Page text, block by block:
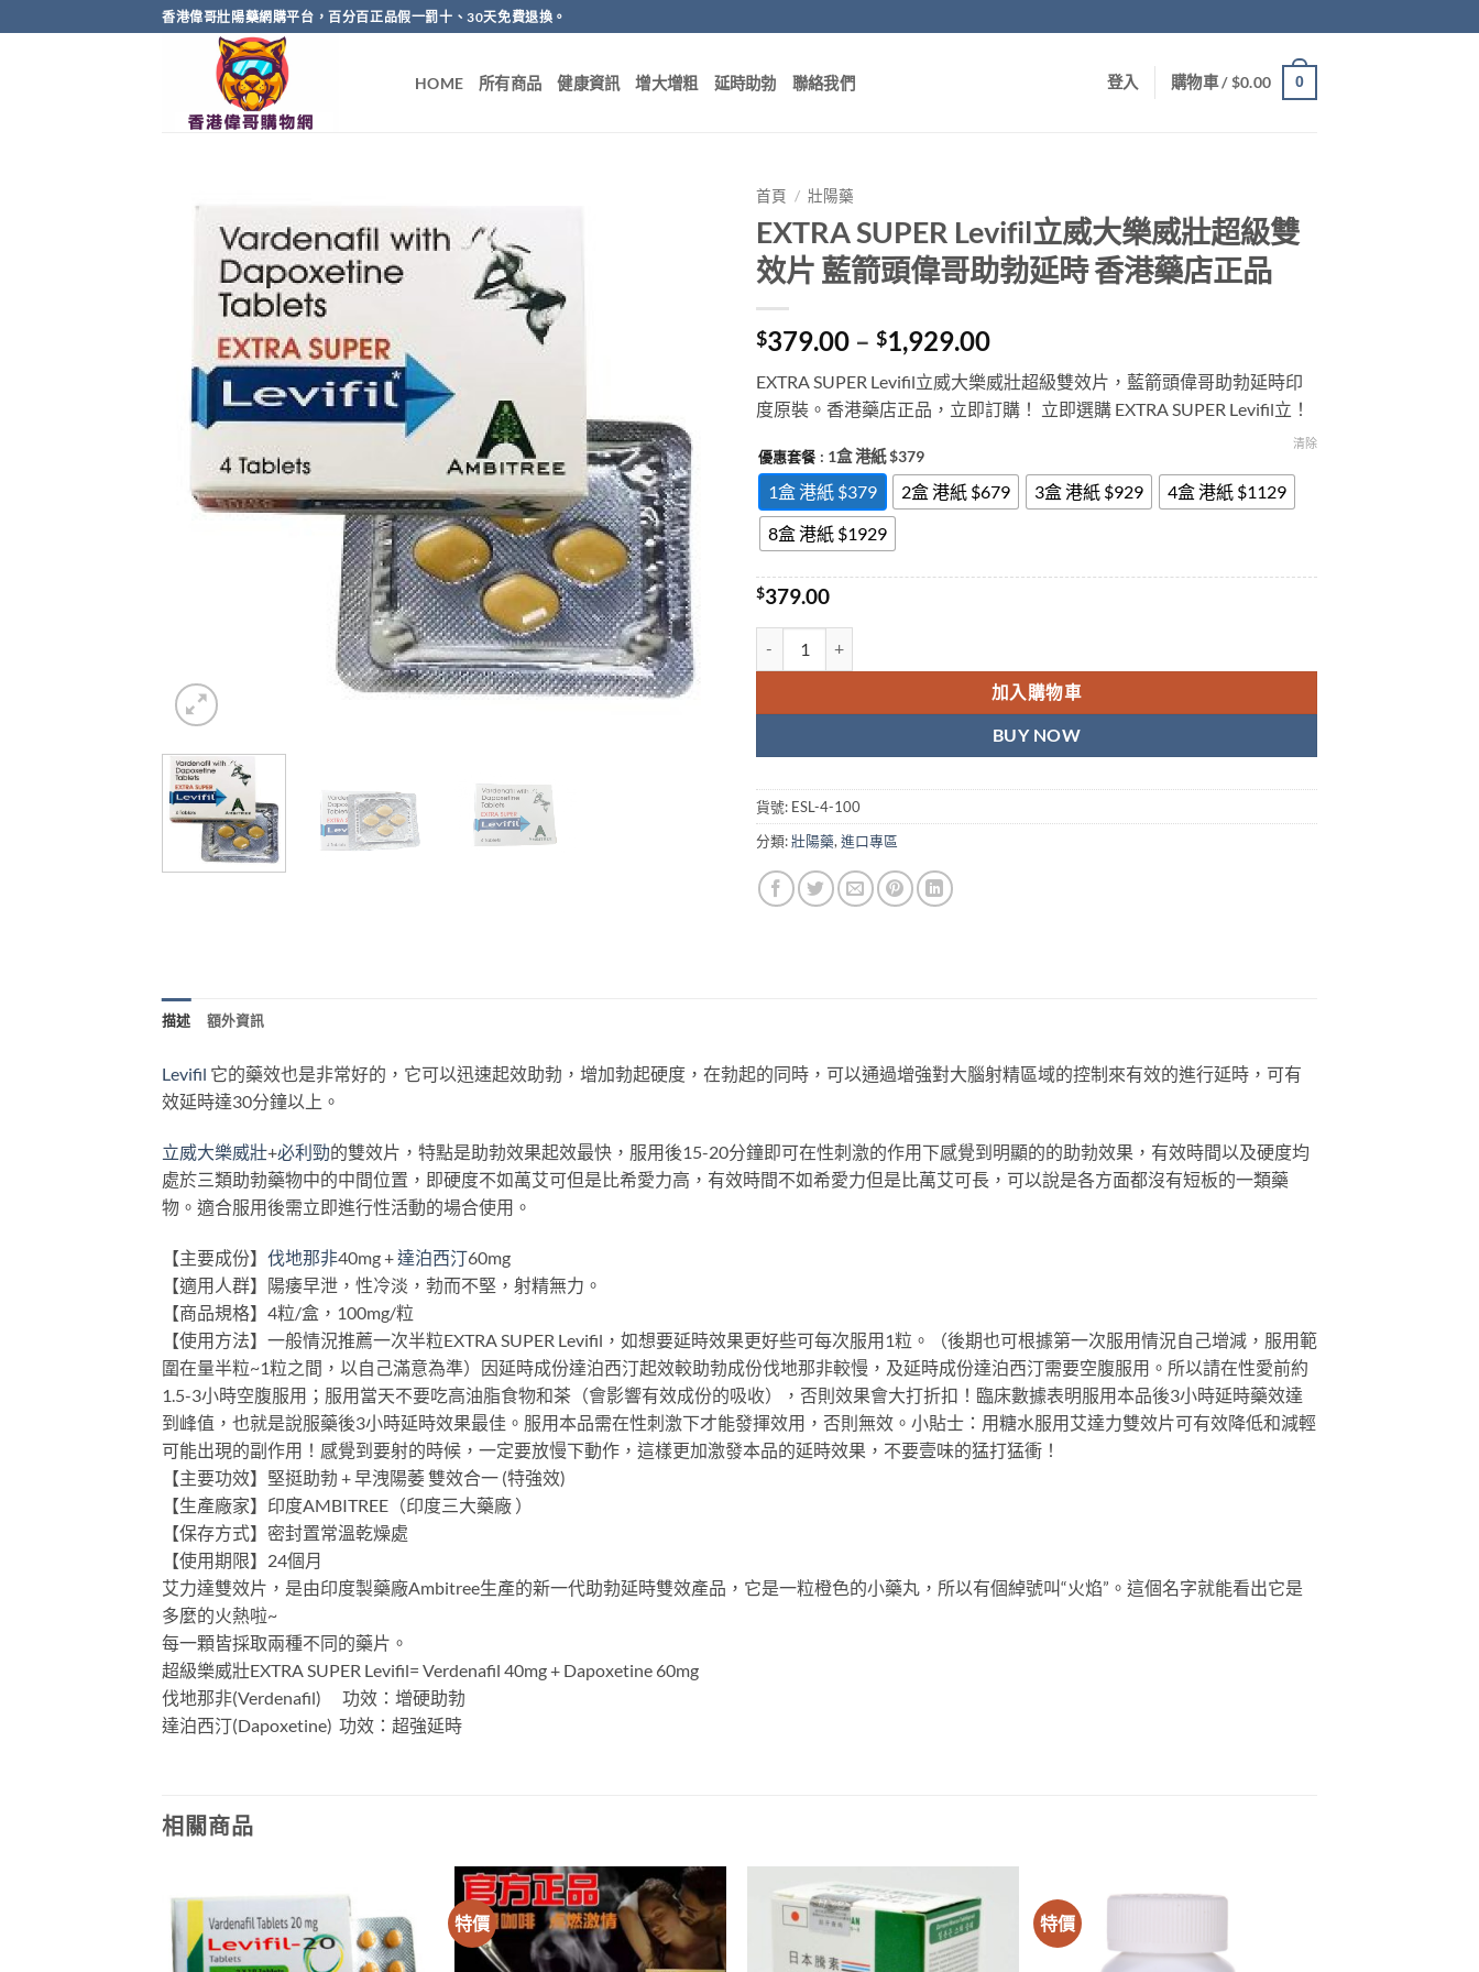
to
香港偉哥壯陽藥網購平台，百分百正品假一罰十、30天免費退換。
HOME 所有商品 健康資訊 增大增粗 延時助勃 聯絡我們 登入 購物車 /$0.00 0
首頁 / 壯陽藥
EXTRA SUPER Levifil立威大樂威壯超級雙
效片 藍箭頭偉哥助勃延時 香港藥店正品
$379.00 – $1,929.00Price
range:
$379.00
through
EXTRA SUPER Levifil立威大樂威壯超級雙效片，藍箭頭偉哥助勃延時印
度原裝。香港藥店正品，立即訂購！ 立即選購 EXTRA SUPER Levifil立！
優惠套餐 : 1盒 港紙 $379
1盒 港紙 $379 2盒 港紙 $679 3盒 港紙 $929
4盒 港紙 $1129
8盒 港紙 $1929
清除
$379.00
加入購物車
BUY NOW
貨號: ESL-4-100
分類:壯陽藥, 進口專區
描述 額外資訊
Levifil 它的藥效也是非常好的，它可以迅速起效助勃，增加勃起硬度，在勃起的同時，可以通過增強對大腦射精區域的控制來有效的進行延時，可有
效延時達30分鐘以上。
立威大樂威壯+必利勁的雙效片，特點是助勃效果起效最快，服用後15-20分鐘即可在性刺激的作用下感覺到明顯的的助勃效果，有效時間以及硬度均
處於三類助勃藥物中的中間位置，即硬度不如萬艾可但是比希愛力高，有效時間不如希愛力但是比萬艾可長，可以說是各方面都沒有短板的一類藥
物。適合服用後需立即進行性活動的場合使用。
【主要成份】 伐地那非40mg +達泊西汀60mg
【適用人群】陽痿早泄，性冷淡，勃而不堅，射精無力。
【商品規格】4粒/盒，100mg/粒
【使用方法】一般情況推薦一次半粒EXTRA SUPER Levifil，如想要延時效果更好些可每次服用1粒。（後期也可根據第一次服用情況自己增減，服用範
圍在量半粒~1粒之間，以自己滿意為準）因延時成份達泊西汀起效較助勃成份伐地那非較慢，及延時成份達泊西汀需要空腹服用。所以請在性愛前約
1.5-3小時空腹服用；服用當天不要吃高油脂食物和茶（會影響有效成份的吸收），否則效果會大打折扣！臨床數據表明服用本品後3小時延時藥效達
到峰值，也就是說服藥後3小時延時效果最佳。服用本品需在性刺激下才能發揮效用，否則無效。小貼士：用糖水服用艾達力雙效片可有效降低和減輕
可能出現的副作用！感覺到要射的時候，一定要放慢下動作，這樣更加激發本品的延時效果，不要壹味的猛打猛衝！
【主要功效】堅挺助勃 + 早洩陽萎 雙效合一 (特強效)
【生產廠家】印度AMBITREE（印度三大藥廠 ）
【保存方式】密封置常溫乾燥處
【使用期限】24個月
艾力達雙效片，是由印度製藥廠Ambitree生產的新一代助勃延時雙效產品，它是一粒橙色的小藥丸，所以有個綽號叫“火焰”。這個名字就能看出它是
多麼的火熱啦~
每一顆皆採取兩種不同的藥片。
超級樂威壯EXTRA SUPER Levifil= Verdenafil 40mg + Dapoxetine 60mg
伐地那非(Verdenafil) 功效：增硬助勃
達泊西汀(Dapoxetine) 功效：超強延時
相關商品
特價 特價